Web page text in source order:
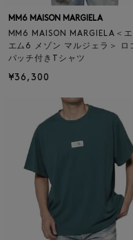
MM6 MAISON MARGIELA
MM6 MAISON MARGIELA＜エ
エム6 メゾン マルジェラ＞ ロ
パッチ付きTシャツ
¥36,300